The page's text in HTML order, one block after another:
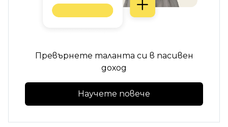
Превърнете таланта си в пасивен
доход
Научете повече